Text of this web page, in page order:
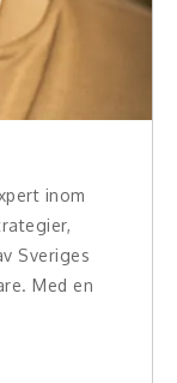
inom
Sveriges
Med en